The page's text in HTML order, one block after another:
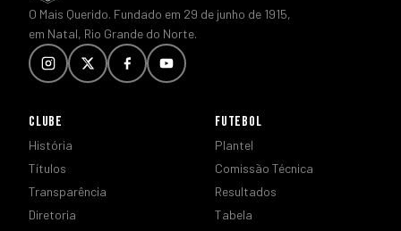
O Mais Querido. Fundado em 29 de junho de 1915,
em Natal, Rio Grande do Norte.
CLUBE
História
Títulos
Transparência
Diretoria
FUTEBOL
Plantel
Comissão Técnica
Resultados
Tabela